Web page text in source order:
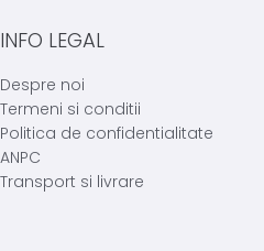
INFO LEGAL
Despre noi
Termeni si conditii
Politica de confidentialitate
ANPC
Transport si livrare